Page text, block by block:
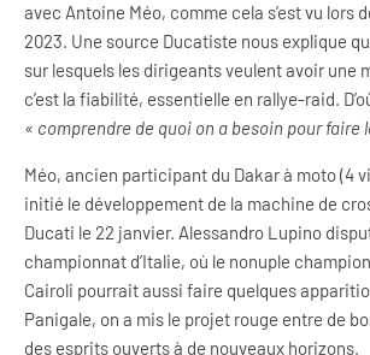
avec Antoine Méo, comme cela s’est vu lors
2023. Une source Ducatiste nous explique
sur lesquels les dirigeants veulent avoir une
c’est la fiabilité, essentielle en rallye-raid.
« comprendre de quoi on a besoin pour faire
Méo, ancien participant du Dakar à moto (4
initié le développement de la machine de
Ducati le 22 janvier. Alessandro Lupino
championnat d’Italie, où le nonuple
Cairoli pourrait aussi faire quelques
Panigale, on a mis le projet rouge entre de
des esprits ouverts à de nouveaux horizons.